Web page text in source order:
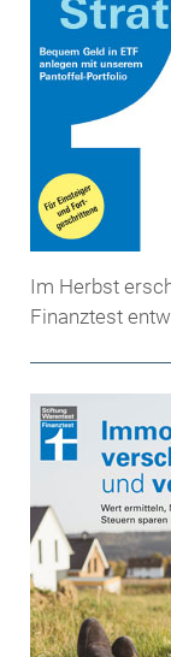
Im Herbst
Finanztest